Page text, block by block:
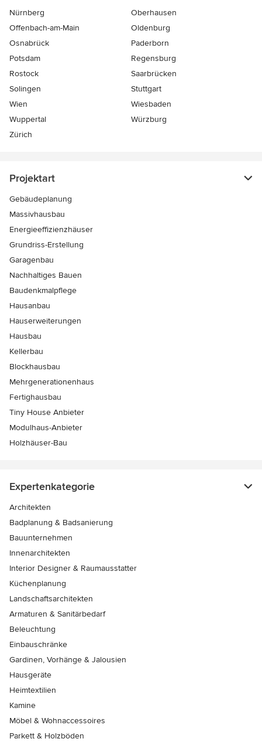
Nürnberg
Oberhausen
Offenbach-am-Main
Oldenburg
Osnabrück
Paderborn
Potsdam
Regensburg
Rostock
Saarbrücken
Solingen
Stuttgart
Wien
Wiesbaden
Wuppertal
Würzburg
Zürich
Projektart
Gebäudeplanung
Massivhausbau
Energieeffizienzhäuser
Grundriss-Erstellung
Garagenbau
Nachhaltiges Bauen
Baudenkmalpflege
Hausanbau
Hauserweiterungen
Hausbau
Kellerbau
Blockhausbau
Mehrgenerationenhaus
Fertighausbau
Tiny House Anbieter
Modulhaus-Anbieter
Holzhäuser-Bau
Expertenkategorie
Architekten
Badplanung & Badsanierung
Bauunternehmen
Innenarchitekten
Interior Designer & Raumausstatter
Küchenplanung
Landschaftsarchitekten
Armaturen & Sanitärbedarf
Beleuchtung
Einbauschränke
Gardinen, Vorhänge & Jalousien
Hausgeräte
Heimtextilien
Kamine
Möbel & Wohnaccessoires
Parkett & Holzböden